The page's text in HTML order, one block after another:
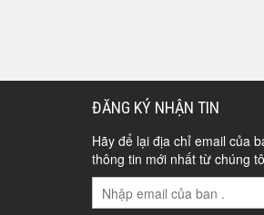
ĐĂNG KÝ NHẬN TIN
Hãy để lại địa chỉ email của
thông tin mới nhất từ chúng